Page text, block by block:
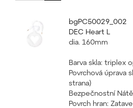
bgPC50029_002
DEC Heart L
dia. 160mm
Barva skla: triplex
Povrchová úprava
strana)
Bezpečnostní
Povrch hran: